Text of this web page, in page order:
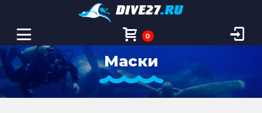
0
Маски